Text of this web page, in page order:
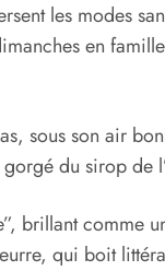
les modes
en
sous son air
du sirop de
brillant
qui boit